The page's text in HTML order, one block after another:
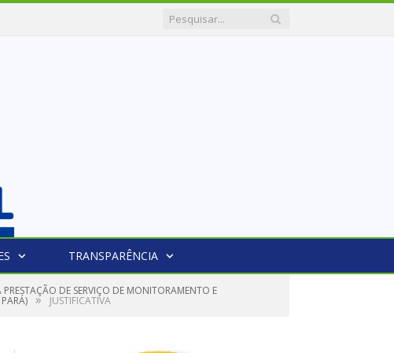
TRANSPARÊNCIA
DE SERVIÇO DE MONITORAMENTO E
» JUSTIFICATIVA